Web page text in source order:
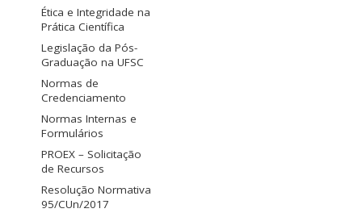
Ética e Integridade na
Prática Científica
Legislação da Pós-
Graduação na UFSC
Normas de
Credenciamento
Normas Internas e
Formulários
PROEX – Solicitação
de Recursos
Resolução Normativa
95/CUn/2017